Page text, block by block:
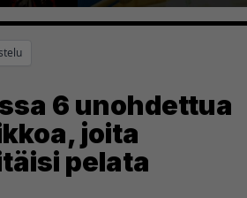
6 unohdettua
joita
pelata